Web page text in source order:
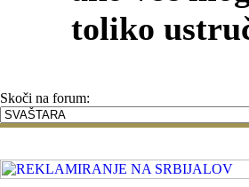
toliko
Skoči na forum: